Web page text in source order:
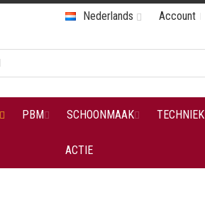
Account
Nederlands
PBM SCHOONMAAK TECHNIEK
ACTIE